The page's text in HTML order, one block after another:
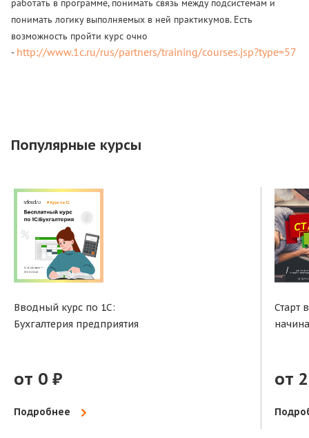
работать в программе, понимать связь между подсистемам и
понимать логику выполняемых в ней практикумов. Есть
возможность пройти курс очно
- http://www.1c.ru/rus/partners/training/courses.jsp?type=57
Популярные курсы
Вводный курс по 1С:
Бухгалтерия предприятия
от 0 ₽
Подробнее
Старт
от